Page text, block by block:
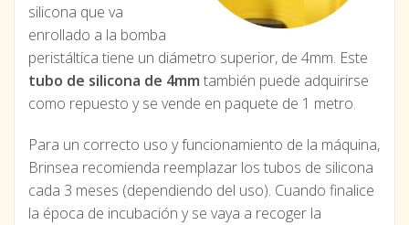
silicona que va
enrollado a la bomba
peristáltica tiene un diámetro superior, de 4mm. Este
tubo de silicona de 4mm también puede adquirirse
como repuesto y se vende en paquete de 1 metro.
Para un correcto uso y funcionamiento de la máquina,
Brinsea recomienda reemplazar los tubos de silicona
cada 3 meses (dependiendo del uso). Cuando finalice
la época de incubación y se vaya a recoger la